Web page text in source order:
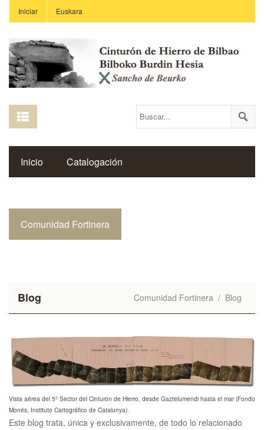
Iniciar Euskara
Inicio Catalogación
Comunidad Fortinera
Blog Comunidad Fortinera / Blog
Vista aérea del 5º Sector del Cinturón de Hierro, desde Gaztelumendi hasta el mar (Fondo
Monés, Instituto Cartográfico de Catalunya).
Este blog trata, única y exclusivamente, de todo lo relacionado